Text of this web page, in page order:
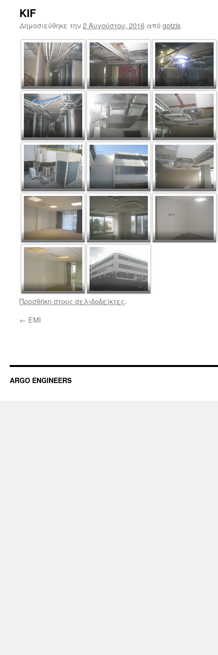
KIF
Δημοσιεύθηκε την2 Αυγούστου, 2016 απόgotzis
Προσθήκη στους σελιδοδείκτες.
← EMI
ARGO ENGINEERS